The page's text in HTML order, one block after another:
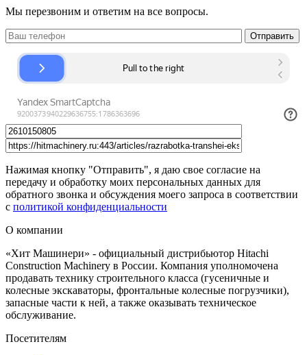
Мы перезвоним и ответим на все вопросы.
Нажимая кнопку "Отправить", я даю свое согласие на
передачу и обработку моих персональных данных для
обратного звонка и обсуждения моего запроса в соответствии
с политикой конфиденциальности
О компании
«Хит Машинери» - официальный дистрибьютор Hitachi
Construction Machinery в России. Компания уполномочена
продавать технику строительного класса (гусеничные и
колесные экскаваторы, фронтальные колесные погрузчики),
запасные части к ней, а также оказывать техническое
обслуживание.
Посетителям